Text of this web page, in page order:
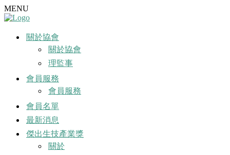
MENU
關於協會
關於協會
理監事
會員服務
會員服務
會員名單
最新消息
傑出生技產業獎
關於